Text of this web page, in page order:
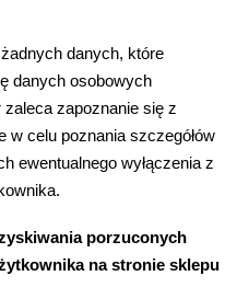
żadnych danych, które
ędanych osobowych
zapoznanie sięz
w celu poznania szczegółów
ewentualnego wyłączenia z
porzuconych
ytkownika na stronie sklepu